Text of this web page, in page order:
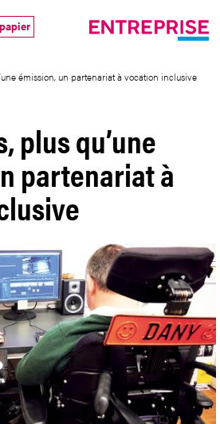
émission, un partenariat à vocation inclusive
plus qu’une
partenariat à